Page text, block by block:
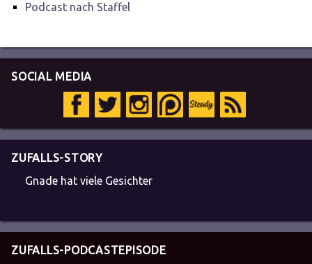
Podcast nach Staffel
SOCIAL MEDIA
ZUFALLS-STORY
Gnade hat viele Gesichter
ZUFALLS-PODCASTEPISODE